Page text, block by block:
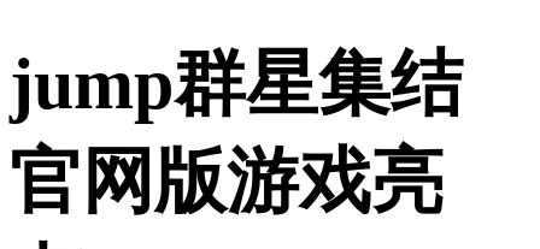
jump群星集结
官网版游戏亮